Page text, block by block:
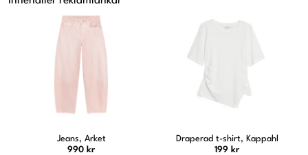
Jeans, Arket
990 kr
Draperad t-shirt, Kappahl
199 kr